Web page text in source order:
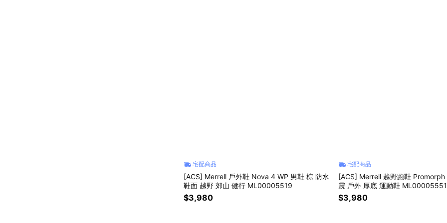
宅配商品
[ACS] Merrell 戶外鞋 Nova 4 WP 男鞋 棕 防水
鞋面 越野 郊山 健行 ML00005519
$3,980
宅配商品
[ACS] Merrell 越野跑鞋 Promorph
震 戶外 厚底 運動鞋 ML00005551
$3,980